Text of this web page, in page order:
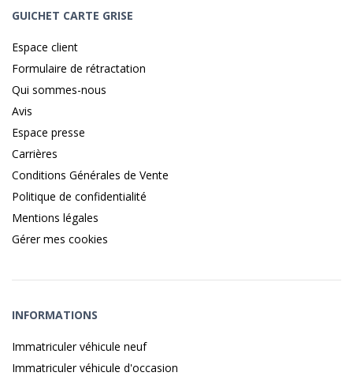
GUICHET CARTE GRISE
Espace client
Formulaire de rétractation
Qui sommes-nous
Avis
Espace presse
Carrières
Conditions Générales de Vente
Politique de confidentialité
Mentions légales
Gérer mes cookies
INFORMATIONS
Immatriculer véhicule neuf
Immatriculer véhicule d'occasion